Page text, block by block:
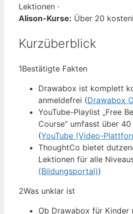
Lektionen ·
Alison-Kurse: Über 20
Kurzüberblick
1Bestätigte Fakten
Drawabox ist komplett
anmeldefrei (Drawabox
YouTube-Playlist „Free
Course“ umfasst über
(YouTube (Video-
ThoughtCo bietet
Lektionen für alle
(Bildungsportal))
2Was unklar ist
Ob Drawabox für Kinder